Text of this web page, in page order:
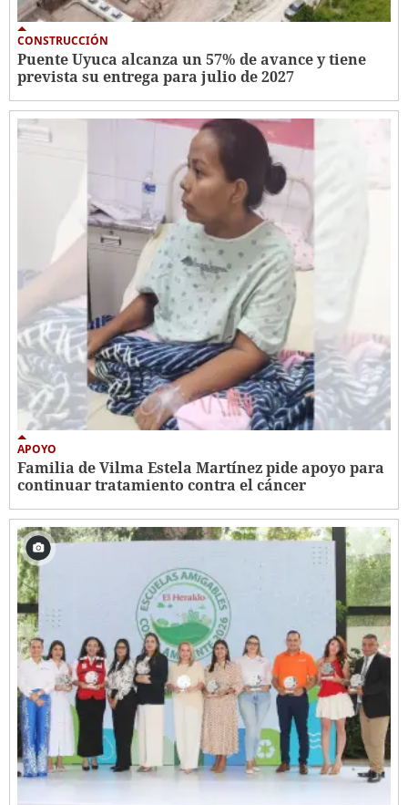
CONSTRUCCIÓN
Puente Uyuca alcanza un 57% de avance y tiene
prevista su entrega para julio de 2027
APOYO
Familia de Vilma Estela Martínez pide apoyo para
continuar tratamiento contra el cáncer